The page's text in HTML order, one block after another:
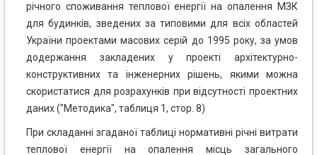
річного споживання теплової енергії на опалення МЗК
для будинків, зведених за типовими для всіх областей
України проектами масових серій до 1995 року, за умов
додержання закладених у проекті архітектурно-
конструктивних та інженерних рішень, якими можна
скористатися для розрахунків при відсутності проектних
даних ("Методика", таблиця 1, стор. 8)
При складанні згаданої таблиці нормативні річні витрати
теплової енергії на опалення місць загального